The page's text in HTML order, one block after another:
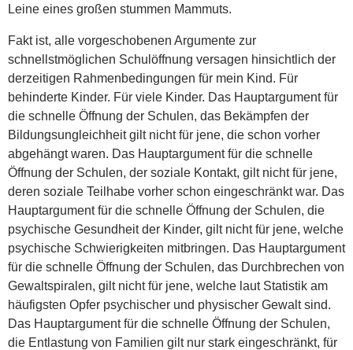
Leine eines großen stummen Mammuts.
Fakt ist, alle vorgeschobenen Argumente zur
schnellstmöglichen Schulöffnung versagen hinsichtlich der
derzeitigen Rahmenbedingungen für mein Kind. Für
behinderte Kinder. Für viele Kinder. Das Hauptargument für
die schnelle Öffnung der Schulen, das Bekämpfen der
Bildungsungleichheit gilt nicht für jene, die schon vorher
abgehängt waren. Das Hauptargument für die schnelle
Öffnung der Schulen, der soziale Kontakt, gilt nicht für jene,
deren soziale Teilhabe vorher schon eingeschränkt war. Das
Hauptargument für die schnelle Öffnung der Schulen, die
psychische Gesundheit der Kinder, gilt nicht für jene, welche
psychische Schwierigkeiten mitbringen. Das Hauptargument
für die schnelle Öffnung der Schulen, das Durchbrechen von
Gewaltspiralen, gilt nicht für jene, welche laut Statistik am
häufigsten Opfer psychischer und physischer Gewalt sind.
Das Hauptargument für die schnelle Öffnung der Schulen,
die Entlastung von Familien gilt nur stark eingeschränkt, für